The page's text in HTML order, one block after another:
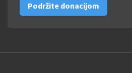
Podržite donacijom